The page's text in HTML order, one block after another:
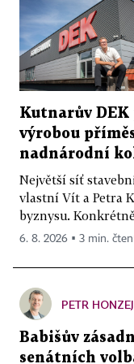
Kutnarův DEK
výrobou
nadnárodní
Největší síť
vlastní Vít a Petra
byznysu.
6. 8. 2026 ▪ 3 min.
PETR
Babišův
senátních